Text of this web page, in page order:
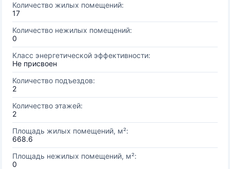
Количество жилых помещений:
17
Количество нежилых помещений:
0
Класс энергетической эффективности:
Не присвоен
Количество подъездов:
2
Количество этажей:
2
Площадь жилых помещений, м²:
668.6
Площадь нежилых помещений, м²:
0